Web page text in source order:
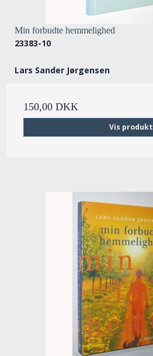
Min forbudte hemmelighed
23383-10
Lars Sander Jørgensen
150,00 DKK
Vis produkt